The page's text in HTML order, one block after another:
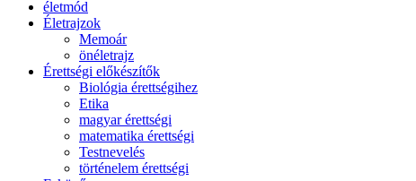
életmód
Életrajzok
Memoár
önéletrajz
Érettségi előkészítők
Biológia érettségihez
Etika
magyar érettségi
matematika érettségi
Testnevelés
történelem érettségi